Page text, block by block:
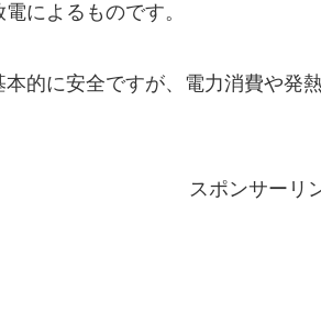
によるものです。
的に安全ですが、電力消費や発
スポンサーリ